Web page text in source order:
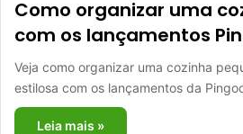
Como organizar uma
com os lançamentos
Veja como organizar uma cozinha
estilosa com os lançamentos da
Leia mais »